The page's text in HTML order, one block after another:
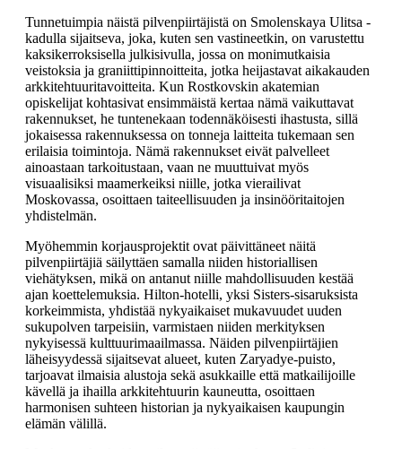
Tunnetuimpia näistä pilvenpiirtäjistä on Smolenskaya Ulitsa -
kadulla sijaitseva, joka, kuten sen vastineetkin, on varustettu
kaksikerroksisella julkisivulla, jossa on monimutkaisia
veistoksia ja graniittipinnoitteita, jotka heijastavat aikakauden
arkkitehtuuritavoitteita. Kun Rostkovskin akatemian
opiskelijat kohtasivat ensimmäistä kertaa nämä vaikuttavat
rakennukset, he tuntenekaan todennäköisesti ihastusta, sillä
jokaisessa rakennuksessa on tonneja laitteita tukemaan sen
erilaisia toimintoja. Nämä rakennukset eivät palvelleet
ainoastaan tarkoitustaan, vaan ne muuttuivat myös
visuaalisiksi maamerkeiksi niille, jotka vierailivat
Moskovassa, osoittaen taiteellisuuden ja insinööritaitojen
yhdistelmän.
Myöhemmin korjausprojektit ovat päivittäneet näitä
pilvenpiirtäjiä säilyttäen samalla niiden historiallisen
viehätyksen, mikä on antanut niille mahdollisuuden kestää
ajan koettelemuksia. Hilton-hotelli, yksi Sisters-sisaruksista
korkeimmista, yhdistää nykyaikaiset mukavuudet uuden
sukupolven tarpeisiin, varmistaen niiden merkityksen
nykyisessä kulttuurimaailmassa. Näiden pilvenpiirtäjien
läheisyydessä sijaitsevat alueet, kuten Zaryadye-puisto,
tarjoavat ilmaisia alustoja sekä asukkaille että matkailijoille
kävellä ja ihailla arkkitehtuurin kauneutta, osoittaen
harmonisen suhteen historian ja nykyaikaisen kaupungin
elämän välillä.